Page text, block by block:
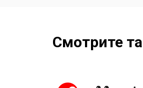
Смотрите